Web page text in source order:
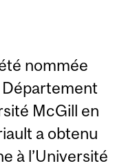
nommée
McGill en
a obtenu
à l’Université